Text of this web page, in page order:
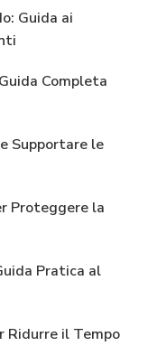
Guida ai
Completa
Supportare le
Proteggere la
Pratica al
Ridurre il Tempo